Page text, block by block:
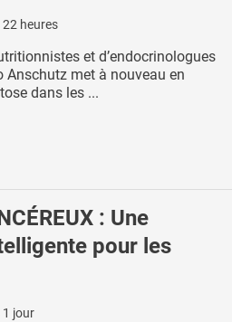
22 heures
et d’endocrinologues
Anschutz met à nouveau en
dans les ...
: Une
pour les
1 jour